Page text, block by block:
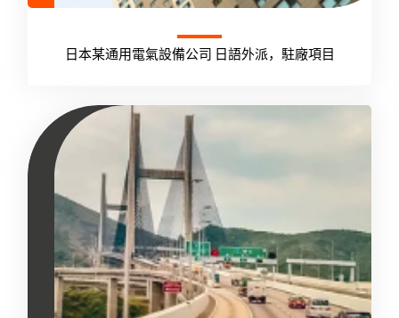
日本某通用電氣設備公司 日語外派，駐廠項目